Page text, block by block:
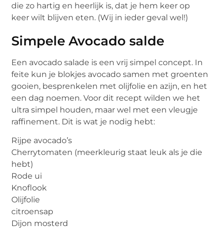
die zo hartig en heerlijk is, dat je hem keer op
keer wilt blijven eten. (Wij in ieder geval wel!)
Simpele Avocado salde
Een avocado salade is een vrij simpel concept. In
feite kun je blokjes avocado samen met groenten
gooien, besprenkelen met olijfolie en azijn, en het
een dag noemen. Voor dit recept wilden we het
ultra simpel houden, maar wel met een vleugje
raffinement. Dit is wat je nodig hebt:
Rijpe avocado’s
Cherrytomaten (meerkleurig staat leuk als je die
hebt)
Rode ui
Knoflook
Olijfolie
citroensap
Dijon mosterd